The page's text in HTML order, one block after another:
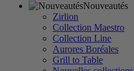
Nouveautés
Zirlion
Collection Maestro
Collection Line
Aurores Boréales
Grill to Table